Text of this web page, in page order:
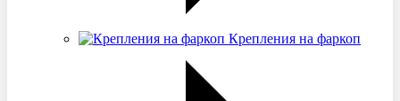
Крепления на фаркоп